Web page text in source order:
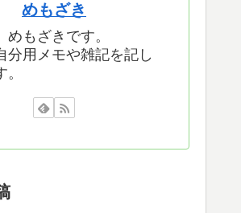
めもざき
めもざきです。
分用メモや雑記を記し